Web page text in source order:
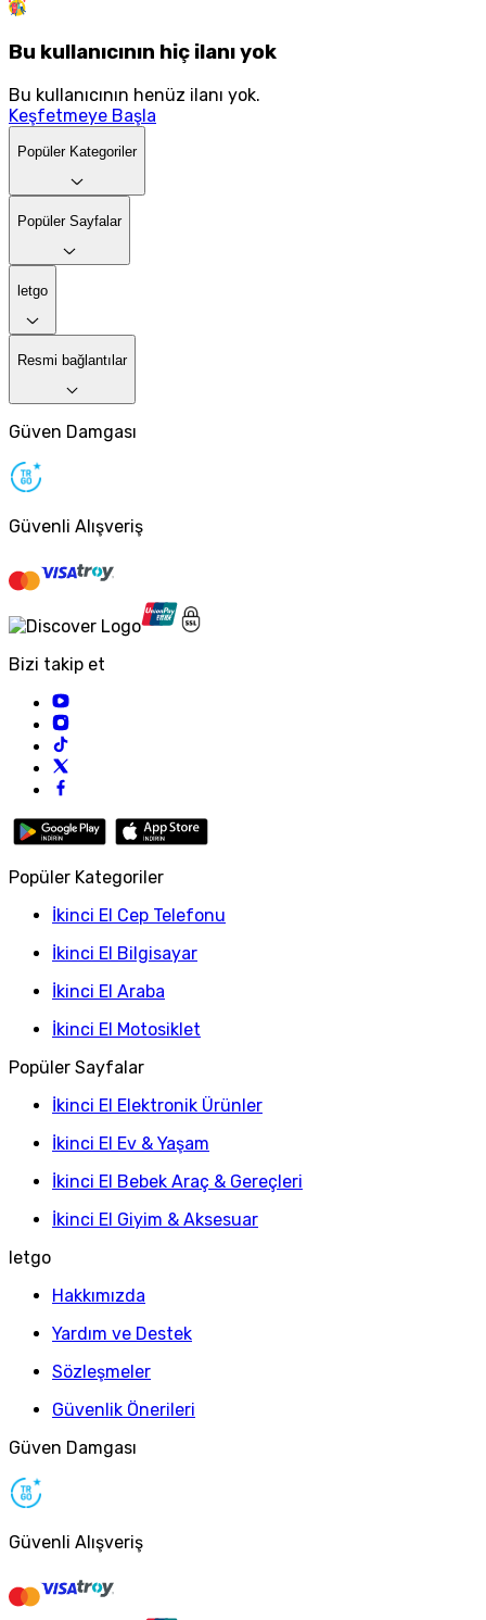
Bu kullanıcının hiç ilanı yok
Bu kullanıcının henüz ilanı yok.
Keşfetmeye Başla
Popüler Kategoriler
Popüler Sayfalar
letgo
Resmi bağlantılar
Güven Damgası
Güvenli Alışveriş
Bizi takip et
Popüler Kategoriler
İkinci El Cep Telefonu
İkinci El Bilgisayar
İkinci El Araba
İkinci El Motosiklet
Popüler Sayfalar
İkinci El Elektronik Ürünler
İkinci El Ev & Yaşam
İkinci El Bebek Araç & Gereçleri
İkinci El Giyim & Aksesuar
letgo
Hakkımızda
Yardım ve Destek
Sözleşmeler
Güvenlik Önerileri
Güven Damgası
Güvenli Alışveriş